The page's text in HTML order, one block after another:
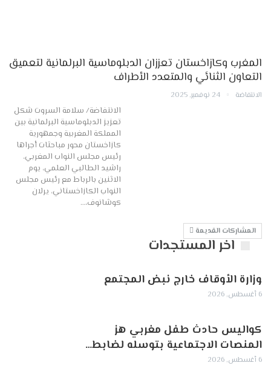
المغرب وكازاخستان تعززان الدبلوماسية البرلمانية لتعميق
التعاون الثنائي والمتعدد الأطراف
الانتفاضة 24 نوفمبر, 2025
الانتفاضة/ سلامة السروت شكل
تعزيز الدبلوماسية البرلمانية بين
المملكة المغربية وجمهورية
كازاخستان محور مباحثات أجراها
رئيس مجلس النواب المغربي،
راشيد الطالبي العلمي، يوم
الاثنين بالرباط مع رئيس مجلس
النواب الكازاخستاني، يرلان
كوشانوف،…
المشاركات القديمة
اخر المستجدات
وزارة الأوقاف خارج نبض المجتمع
6 أغسطس, 2026
كواليس حادث طفل مغربي هز
المنصات الاجتماعية بتوسله لضابط…
6 أغسطس, 2026